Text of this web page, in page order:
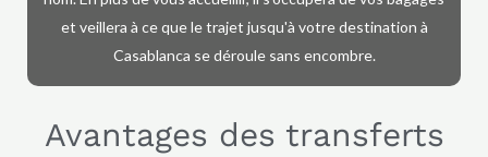
et veillera à ce que le trajet jusqu'à votre destination à
Casablanca se déroule sans encombre.
Avantages des transferts